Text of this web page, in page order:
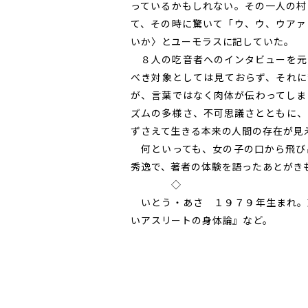
っているかもしれない。その一人の
て、その時に驚いて「ウ、ウ、ウア
いか〉とユーモラスに記していた。
８人の吃音者へのインタビューを
べき対象としては見ておらず、それ
が、言葉ではなく肉体が伝わってし
ズムの多様さ、不可思議さとともに
ずさえて生きる本来の人間の存在が見
何といっても、女の子の口から飛
秀逸で、著者の体験を語ったあとが
◇
いとう・あさ １９７９年生まれ。
いアスリートの身体論』など。